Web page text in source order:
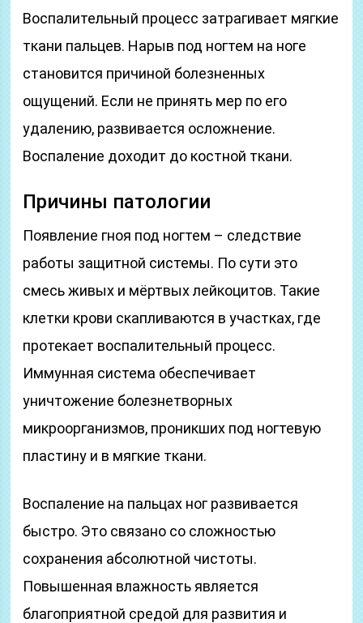
Воспалительный процесс затрагивает мягкие
ткани пальцев. Нарыв под ногтем на ноге
становится причиной болезненных
ощущений. Если не принять мер по его
удалению, развивается осложнение.
Воспаление доходит до костной ткани.
Причины патологии
Появление гноя под ногтем – следствие
работы защитной системы. По сути это
смесь живых и мёртвых лейкоцитов. Такие
клетки крови скапливаются в участках, где
протекает воспалительный процесс.
Иммунная система обеспечивает
уничтожение болезнетворных
микроорганизмов, проникших под ногтевую
пластину и в мягкие ткани.
Воспаление на пальцах ног развивается
быстро. Это связано со сложностью
сохранения абсолютной чистоты.
Повышенная влажность является
благоприятной средой для развития и